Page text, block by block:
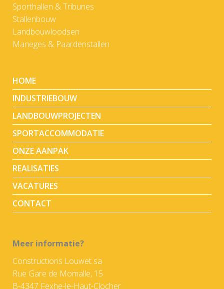
Sporthallen & Tribunes
Stallenbouw
Landbouwloodsen
Maneges & Paardenstallen
HOME
INDUSTRIEBOUW
LANDBOUWPROJECTEN
SPORTACCOMMODATIE
ONZE AANPAK
REALISATIES
VACATURES
CONTACT
Meer informatie?
Constructions Louwet sa
Rue Gare de Momalle, 15
B-4347 Fexhe-le-Haut-Clocher